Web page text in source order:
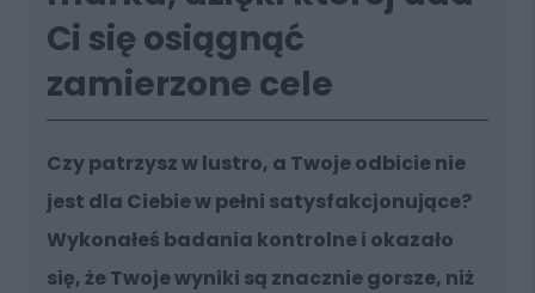
Ci się osiągnąć
zamierzone cele
Czy patrzysz w lustro, a Twoje odbicie nie
jest dla Ciebie w pełni satysfakcjonujące?
Wykonałeś badania kontrolne i okazało
się, że Twoje wyniki są znacznie gorsze, niż